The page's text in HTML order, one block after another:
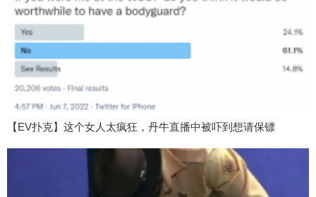
【EV扑克】这个女人太疯狂，丹牛直播中被吓到想请保镖